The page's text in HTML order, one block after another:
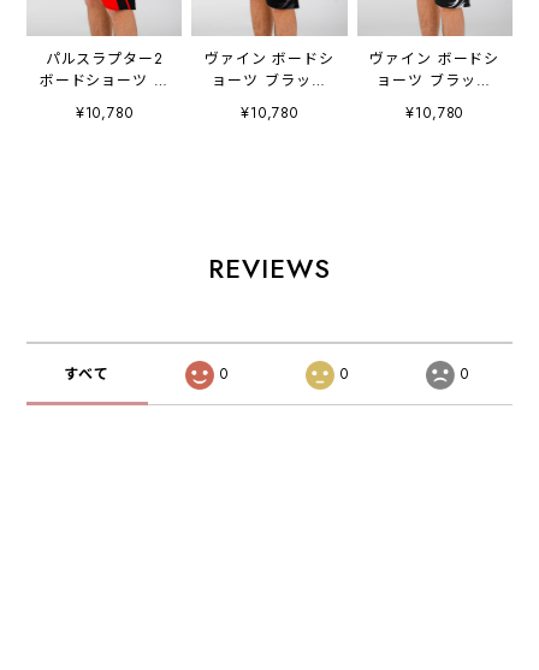
パルスラプター2
ボードショーツ ブ
ラック レッド
W26901
¥10,780
ヴァイン ボードシ
ョーツ ブラック
チャコール
W26902
¥10,780
ヴァイン ボードシ
ョーツ ブラック
ホワイト
W26902
¥10,780
REVIEWS
すべて 0 0 0